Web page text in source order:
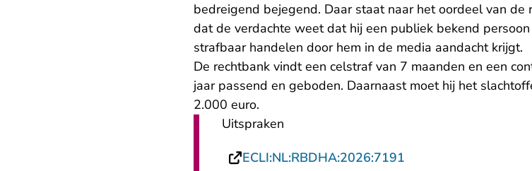
bedreigend bejegend. Daar staat naar het oordeel van de
dat de verdachte weet dat hij een publiek bekend
strafbaar handelen door hem in de media aandacht krijgt.
De rechtbank vindt een celstraf van 7 maanden en een
jaar passend en geboden. Daarnaast moet hij het
2.000 euro.
Uitspraken
ECLI:NL:RBDHA:2026:7191